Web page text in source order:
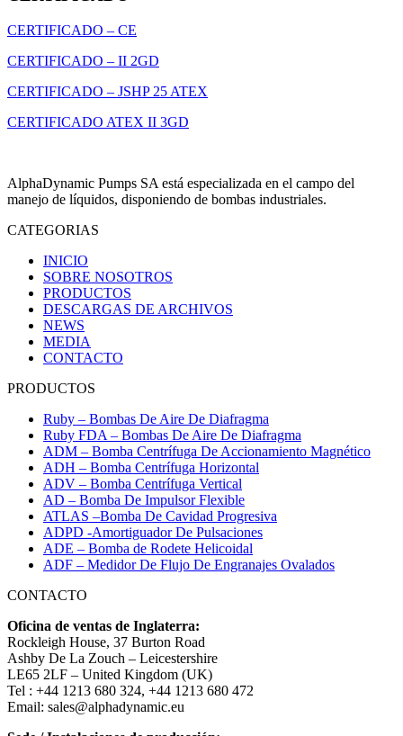
CERTIFICADO – CE
CERTIFICADO – II 2GD
CERTIFICADO – JSHP 25 ATEX
CERTIFICADO ATEX II 3GD
AlphaDynamic Pumps SA está especializada en el campo del
manejo de líquidos, disponiendo de bombas industriales.
CATEGORIAS
INICIO
SOBRE NOSOTROS
PRODUCTOS
DESCARGAS DE ARCHIVOS
NEWS
MEDIA
CONTACTO
PRODUCTOS
Ruby – Bombas De Aire De Diafragma
Ruby FDA – Bombas De Aire De Diafragma
ADM – Bomba Centrífuga De Accionamiento Magnético
ADH – Bomba Centrífuga Horizontal
ADV – Bomba Centrífuga Vertical
AD – Bomba De Impulsor Flexible
ATLAS –Bomba De Cavidad Progresiva
ADPD -Amortiguador De Pulsaciones
ADE – Bomba de Rodete Helicoidal
ADF – Medidor De Flujo De Engranajes Ovalados
CONTACTO
Oficina de ventas de Inglaterra:
Rockleigh House, 37 Burton Road
Ashby De La Zouch – Leicestershire
LE65 2LF – United Kingdom (UK)
Tel : +44 1213 680 324, +44 1213 680 472
Email: sales@alphadynamic.eu